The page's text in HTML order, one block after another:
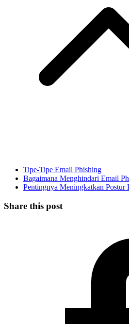
Tipe-Tipe Email Phishing
Bagaimana Menghindari Email
Pentingnya Meningkatkan Postur
Share this post